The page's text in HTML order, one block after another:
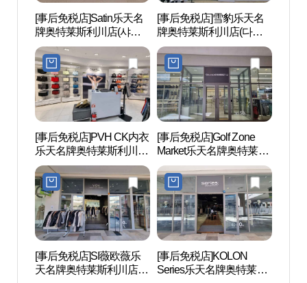
[事后免税店]Satin乐天名
牌奥特莱斯利川店(샤틴
롯데프리미엄아울렛 이
천점)
[事后免税店]雪豹乐天名
牌奥特莱斯利川店(다이
나핏 롯데프리미엄아울
렛 이천점)
[事后免税店]PVH CK内衣
乐天名牌奥特莱斯利川店
(캘빈클라인언더웨어 롯
데프리미엄아울렛 이천
점)
[事后免税店]Golf Zone
Market乐天名牌奥特莱斯
利川店(골프존마켓 롯데
프리미엄아울렛 이천점)
[事后免税店]SI薇欧薇乐
天名牌奥特莱斯利川店
[事后免税店]KOLON
Series乐天名牌奥特莱斯